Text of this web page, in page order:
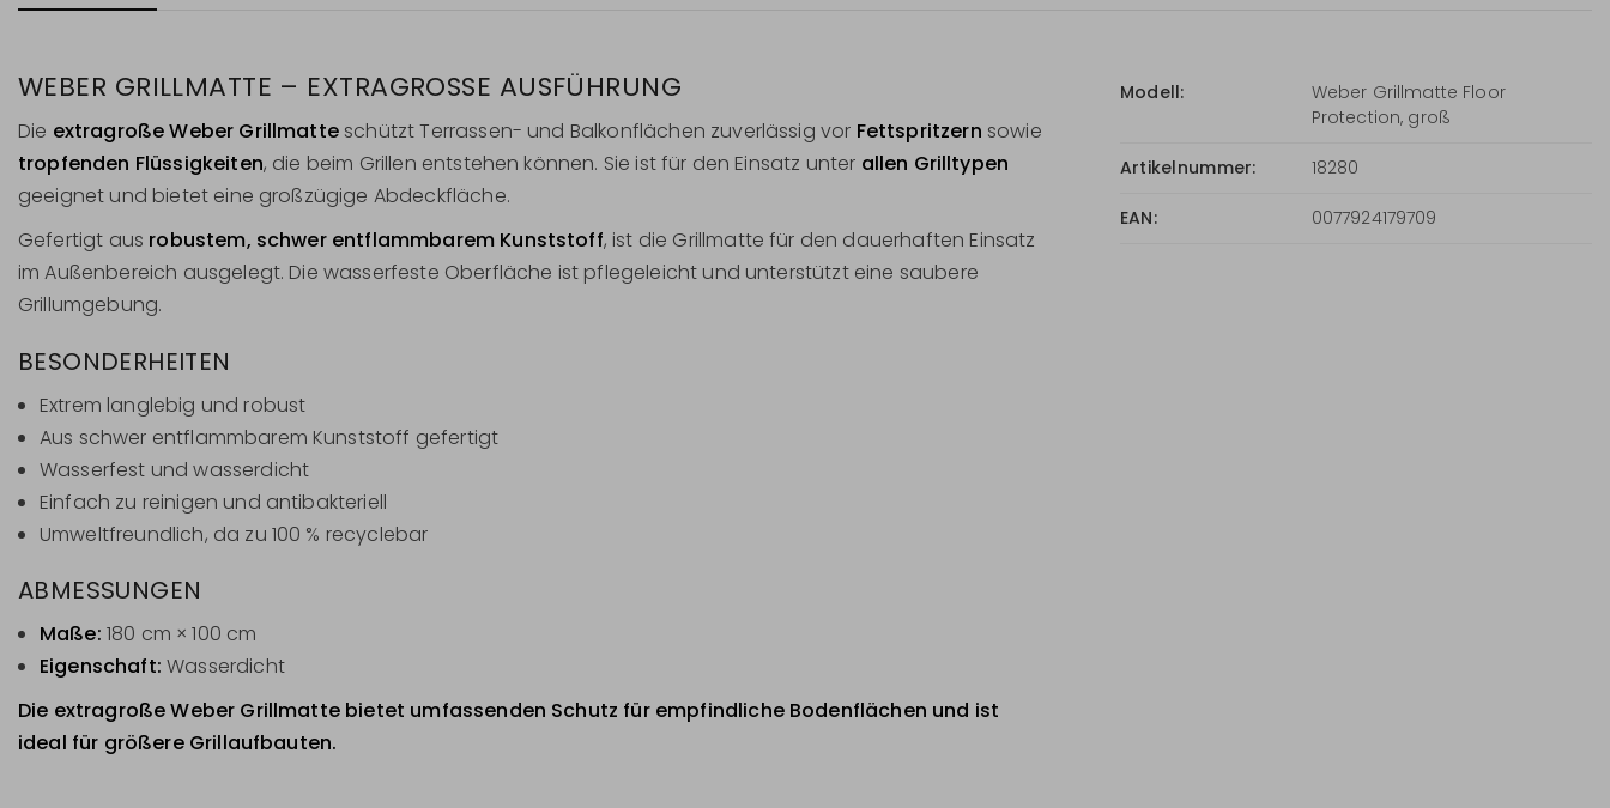
WEBER GRILLMATTE – EXTRAGROSSE AUSFÜHRUNG
Die extragroße Weber Grillmatteschützt Terrassen- und Balkonflächen zuverlässig vor Fettspritzern sowie
tropfenden Flüssigkeiten, die beim Grillen entstehen können. Sie ist für den Einsatz unter allen Grilltypen
geeignet und bietet eine großzügige Abdeckfläche.
Gefertigt aus robustem, schwer entflammbarem Kunststoff, ist die Grillmatte für den dauerhaften Einsatz
im Außenbereich ausgelegt. Die wasserfeste Oberfläche ist pflegeleicht und unterstützt eine saubere
Grillumgebung.
BESONDERHEITEN
Extrem langlebig und robust
Aus schwer entflammbarem Kunststoff gefertigt
Wasserfest und wasserdicht
Einfach zu reinigen und antibakteriell
Umweltfreundlich, da zu 100 % recyclebar
ABMESSUNGEN
Maße: 180 cm × 100 cm
Eigenschaft: Wasserdicht
Die extragroße Weber Grillmatte bietet umfassenden Schutz für empfindliche Bodenflächen und ist
ideal für größere Grillaufbauten.
Modell:
Weber Grillmatte Floor
Protection, groß
Artikelnummer: 18280
EAN: 0077924179709